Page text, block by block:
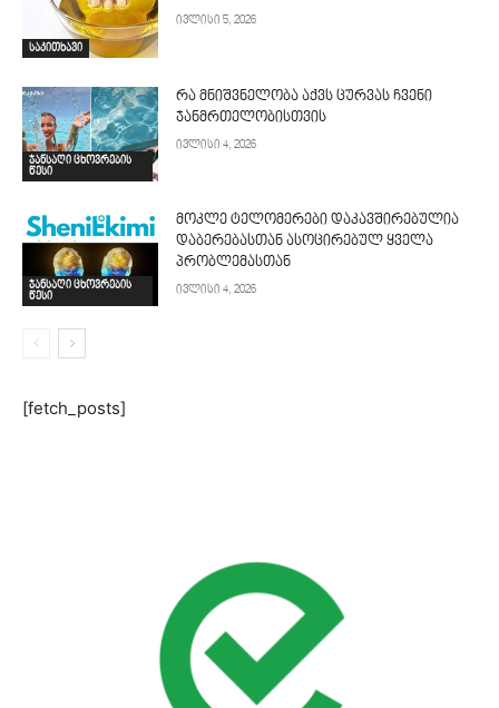
საკითხავი
ივლისი 5, 2026
ჯანსაღი ცხოვრების
წესი
რა მნიშვნელობა აქვს ცურვას ჩვენი
ჯანმრთელობისთვის
ივლისი 4, 2026
ჯანსაღი ცხოვრების
წესი
მოკლე ტელომერები დაკავშირებულია
დაბერებასთან ასოცირებულ ყველა
პრობლემასთან
ივლისი 4, 2026
[fetch_posts]